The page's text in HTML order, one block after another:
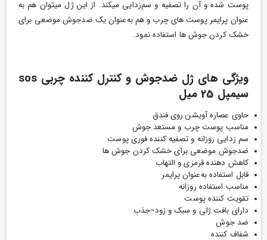
پوست شده و آن را تصفیه و سم­‌زدایی میکند. از این ژل می­توان هم به­‌
عنوان پرایمر پوست ­های چرب و هم به‌­عنوان یک ضد­جوش موضعی برای
خشک کردن جوش ­ها استفاده نمود.
ویژگی های ژل ضدجوش و کنترل کننده چربی sos
سیمپل 25 میل
حاوی عصاره آویشن روی فندق
مناسب پوست چرب و مستعد جوش
سم زدایی روزانه و تصفیه کننده فوری پوست
ضدجوش موضعی برای خشک کردن جوش ها
کاهش دهنده قرمزی و التهاب
قابل استفاده به‌عنوان پرایمر
مناسب استفاده روزانه
تقویت کننده پوست
دارای بافت ژلی و سبک و زود¬جذب
ضد جوش
شفاف کننده